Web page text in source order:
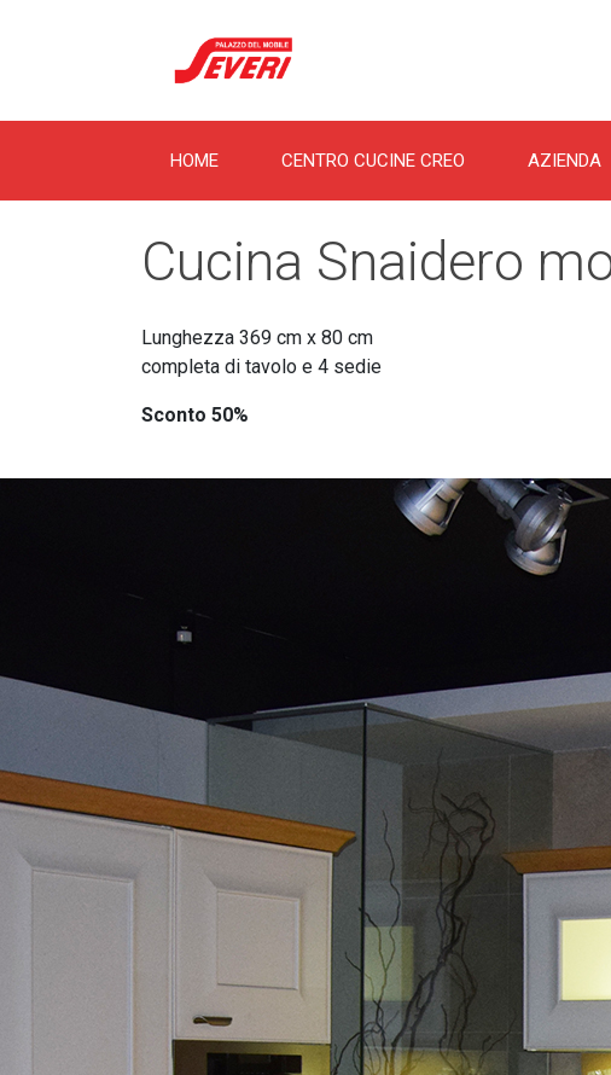
HOME CENTRO CUCINE CREO AZIENDA
Cucina Snaidero
Lunghezza 369 cm x 80 cm
completa di tavolo e 4 sedie
Sconto 50%